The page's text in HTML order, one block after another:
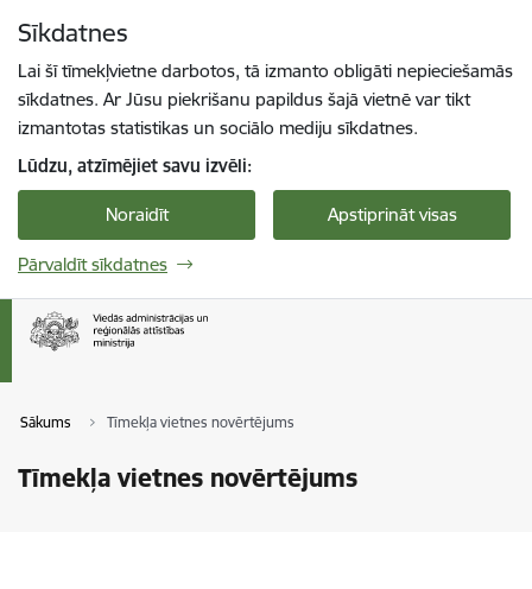
Sīkdatnes
Lai šī tīmekļvietne darbotos, tā izmanto obligāti nepieciešamās
sīkdatnes. Ar Jūsu piekrišanu papildus šajā vietnē var tikt
izmantotas statistikas un sociālo mediju sīkdatnes.
Lūdzu, atzīmējiet savu izvēli:
Noraidīt Apstiprināt visas
Pārvaldīt sīkdatnes
Sākums Tīmekļa vietnes novērtējums
Tīmekļa vietnes novērtējums